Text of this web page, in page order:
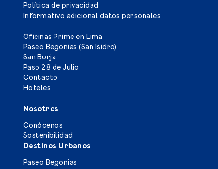
Política de privacidad
Informativo adicional datos personales
Oficinas Prime en Lima
Paseo Begonias (San Isidro)
San Borja
Paso 28 de Julio
Contacto
Hoteles
Nosotros
Conócenos
Sostenibilidad
Destinos Urbanos
Paseo Begonias